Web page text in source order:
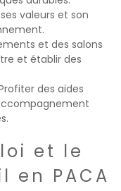
valeurs et son
et des salons
et établir des
des aides
et le
en PACA